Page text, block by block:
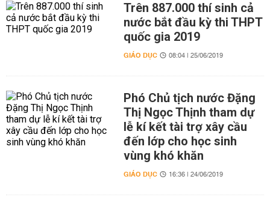
Trên 887.000 thí sinh cả
nước bắt đầu kỳ thi THPT
quốc gia 2019
GIÁO DỤC 08:04 | 25/06/2019
Phó Chủ tịch nước Đặng
Thị Ngọc Thịnh tham dự
lễ kí kết tài trợ xây cầu
đến lớp cho học sinh
vùng khó khăn
GIÁO DỤC 16:36 | 24/06/2019